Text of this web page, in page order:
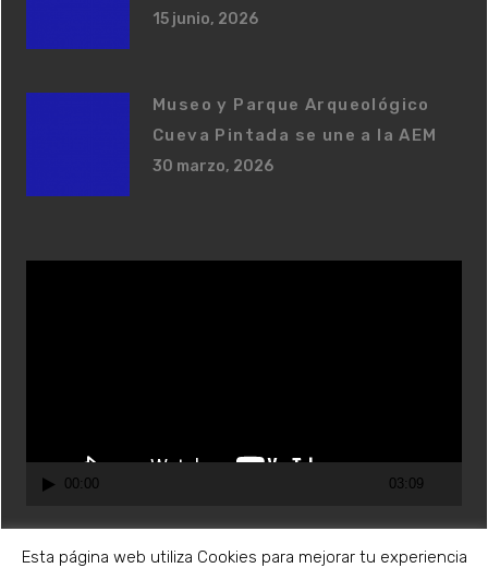
15 junio, 2026
Museo y Parque Arqueológico
Cueva Pintada se une a la AEM
30 marzo, 2026
o
r
00:00 03:09
Esta página web utiliza Cookies para mejorar tu experiencia